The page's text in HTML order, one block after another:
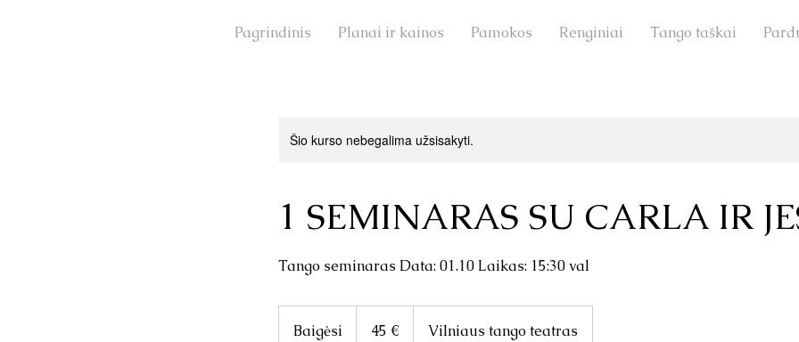
Pagrindinis Planai ir kainos Pamokos Renginiai Tango taškai
Šio kurso nebegalima užsisakyti.
1 SEMINARAS SU CARLA IR
Tango seminaras Data: 01.10 Laikas: 15:30 val
Baigėsi 45 € Vilniaus tango teatras